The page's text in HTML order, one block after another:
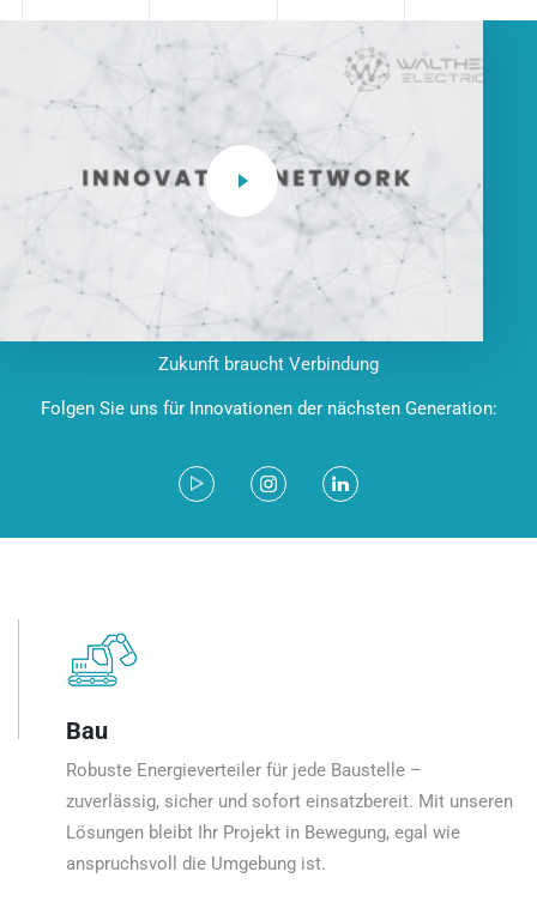
Zukunft braucht Verbindung
Folgen Sie uns für Innovationen der nächsten Generation:
Bau
Robuste Energieverteiler für jede Baustelle –
zuverlässig, sicher und sofort einsatzbereit. Mit unseren
Lösungen bleibt Ihr Projekt in Bewegung, egal wie
anspruchsvoll die Umgebung ist.